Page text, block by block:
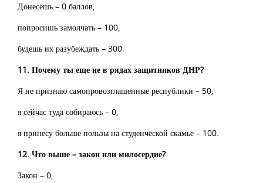
Донесешь – 0 баллов,
попросишь замолчать – 100,
будешь их разубеждать – 300.
11. Почему ты еще не в рядах защитников ДНР?
Я не признаю самопровозглашенные республики – 50,
я сейчас туда собираюсь – 0,
я принесу больше пользы на студенческой скамье – 100.
12. Что выше – закон или милосердие?
Закон – 0,